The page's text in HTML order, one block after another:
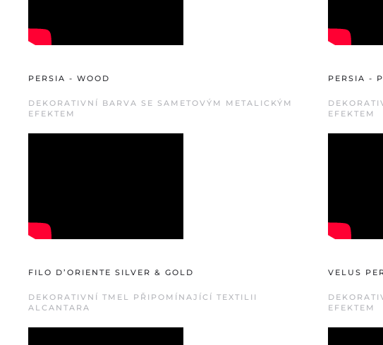
PERSIA - WOOD
DEKORATIVNÍ BARVA SE SAMETOVÝM METALICKÝM
EFEKTEM
PERSIA -
EFEKTEM
FILO D’ORIENTE SILVER & GOLD
DEKORATIVNÍ TMEL PŘIPOMÍNAJÍCÍ TEXTILII
ALCANTARA
VELUS
EFEKTEM